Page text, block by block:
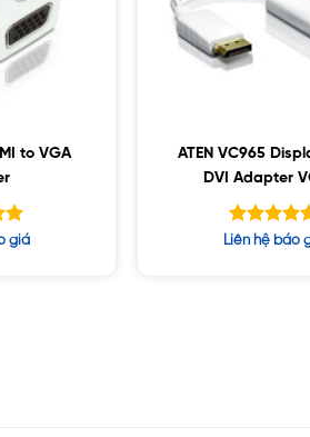
to VGA
giá
ATEN VC965
DVI
Được xếp
Liên hệ báo